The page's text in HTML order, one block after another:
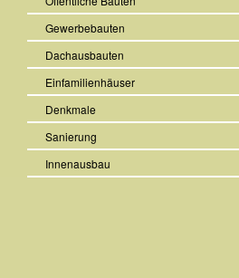
Gewerbebauten
Dachausbauten
Einfamilienhäuser
Denkmale
Sanierung
Innenausbau